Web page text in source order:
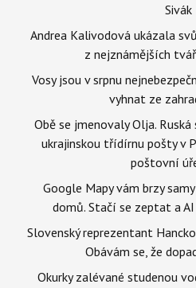
Sivák
Andrea Kalivodová ukázala
z nejznámějších
Vosy jsou v srpnu
vyhnat ze
Obě se jmenovaly Olja.
ukrajinskou třídírnu pošty v
poštovní
Google Mapy vám brzy
domů. Stačí se zeptat a
Slovenský reprezentant
Obávám se, že
Okurky zalévané studenou